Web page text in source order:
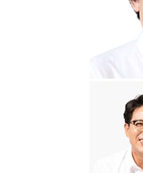
[속보]코스피, 119.51포
6월 경상수지 497.3억 달
서울 낮 39도 '폭염중대경
미 워싱턴주 스포캔 시의
[속보] 호르무즈 해협 이란-
[속보] 이란 대통령 "지금 최
[속보] "이란-오만, 호르무즈